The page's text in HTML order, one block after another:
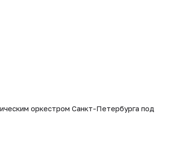
оркестром Санкт-Петербурга под